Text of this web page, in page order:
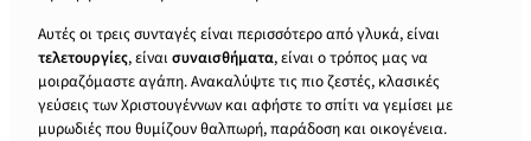
Αυτές οι τρεις συνταγές είναι περισσότερο από γλυκά, είναι
τελετουργίες, είναι συναισθήματα, είναι ο τρόπος μας να
μοιραζόμαστε αγάπη. Ανακαλύψτε τις πιο ζεστές, κλασικές
γεύσεις των Χριστουγέννων και αφήστε το σπίτι να γεμίσει με
μυρωδιές που θυμίζουν θαλπωρή, παράδοση και οικογένεια.